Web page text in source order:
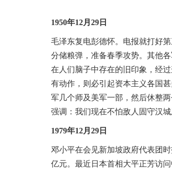
接，
区，
接，
片，
1950年12月29日
毛泽东复电彭德怀。 电报就打好
分储粮弹，准备春季攻势。 其他
在人们脑子中存在的旧印象，经
有动作，则必引起资本主义各国
军几个师及美军一部，然后休整
强调：我们现在不怕敌人固守汉
1979年12月29日
邓小平在会见新加坡政府代表团
亿元。 最近日本首相大平正芳访